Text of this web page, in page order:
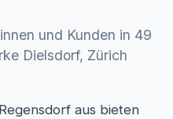
und Kunden in 49
Dielsdorf, Zürich
aus bieten